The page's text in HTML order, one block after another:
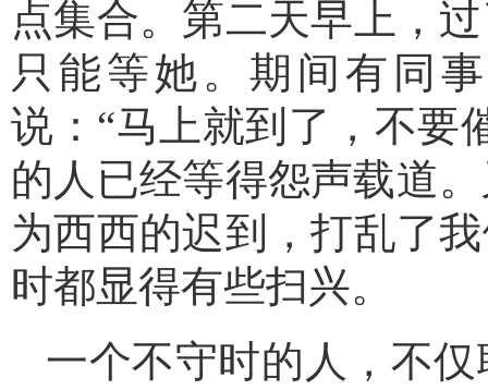
点集合。第二天早上，
只能等她。期间有同
说：“马上就到了，不要
的人已经等得怨声载道
为西西的迟到，打乱了
时都显得有些扫兴。
一个不守时的人，不